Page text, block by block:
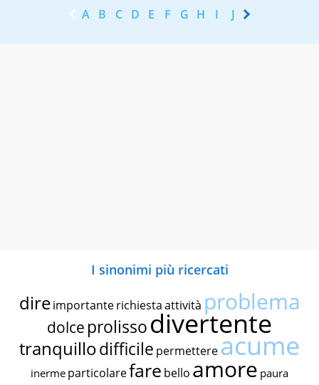
A B C D E F G H I J K
I sinonimi più ricercati
dire importante richiestaattività problema
dolce prolissodivertente
tranquillodifficile permettereacume
inerme particolarefare bello amore paura